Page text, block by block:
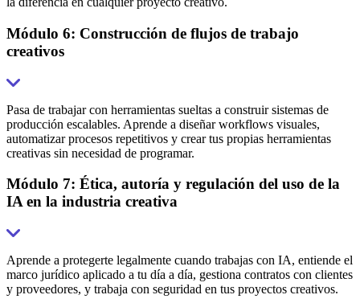
Módulo 6: Construcción de flujos de trabajo
creativos
Pasa de trabajar con herramientas sueltas a construir sistemas de
producción escalables. Aprende a diseñar workflows visuales,
automatizar procesos repetitivos y crear tus propias herramientas
creativas sin necesidad de programar.
Módulo 7: Ética, autoría y regulación del uso de la
IA en la industria creativa
Aprende a protegerte legalmente cuando trabajas con IA, entiende el
marco jurídico aplicado a tu día a día, gestiona contratos con clientes
y proveedores, y trabaja con seguridad en tus proyectos creativos.